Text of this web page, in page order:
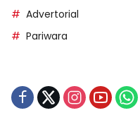
Advertorial
Pariwara